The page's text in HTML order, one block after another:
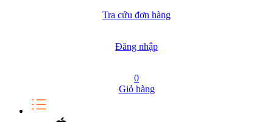
Tra cứu đơn hàng
Đăng nhập
0
Giỏ hàng